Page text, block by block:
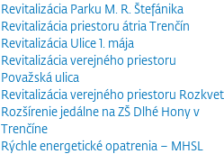
Revitalizácia Parku M. R. Štefánika
Revitalizácia priestoru átria Trenčín
Revitalizácia Ulice 1. mája
Revitalizácia verejného priestoru
Považská ulica
Revitalizácia verejného priestoru Rozkvet
Rozšírenie jedálne na ZŠ Dlhé Hony v
Trenčíne
Rýchle energetické opatrenia – MHSL